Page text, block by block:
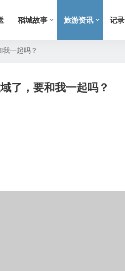
稻城故事 旅游资讯 记录
一起吗？
了，要和我一起吗？